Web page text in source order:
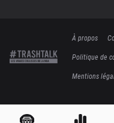
À propos
Politique de
Mentions